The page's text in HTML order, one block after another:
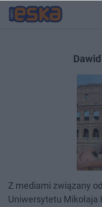
Z mediami związany
Uniwersytetu Mikołaja